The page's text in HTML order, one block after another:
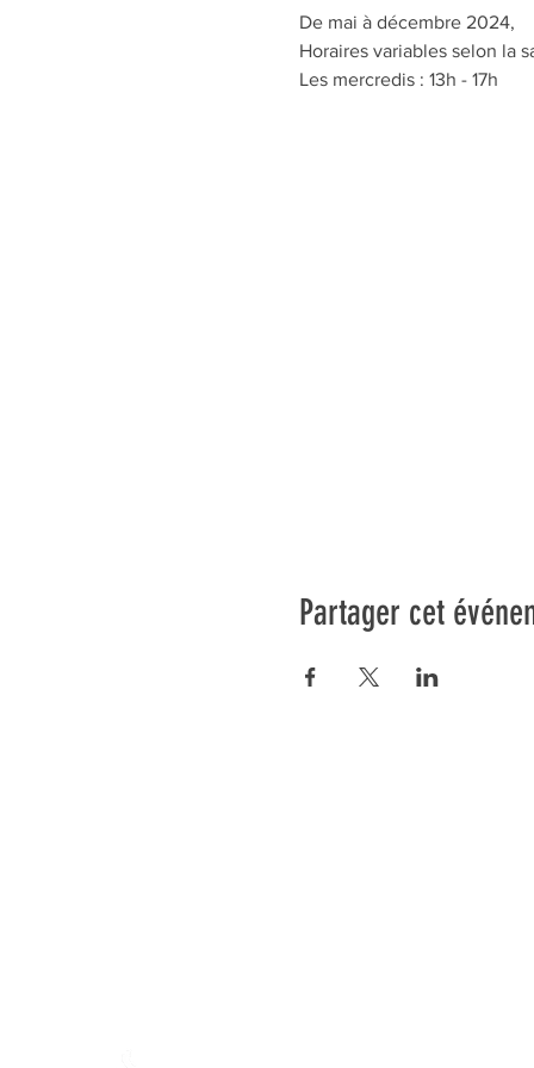
De mai à décembre 2024,
Horaires variables selon la
Les mercredis : 13h - 17h
Partager cet